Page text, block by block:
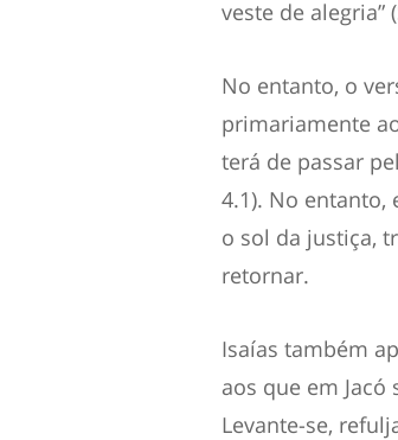
veste de alegria”
No entanto, o
primariamente
terá de passar
4.1). No entanto,
o sol da justiça,
retornar.
Isaías também
aos que em Jacó
Levante-se,